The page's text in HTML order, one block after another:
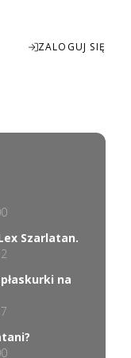
ZALOGUJ SIĘ
Szarlatan.
na